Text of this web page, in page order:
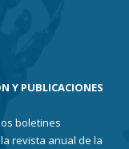
Y PUBLICACIONES
boletines
revista anual de la